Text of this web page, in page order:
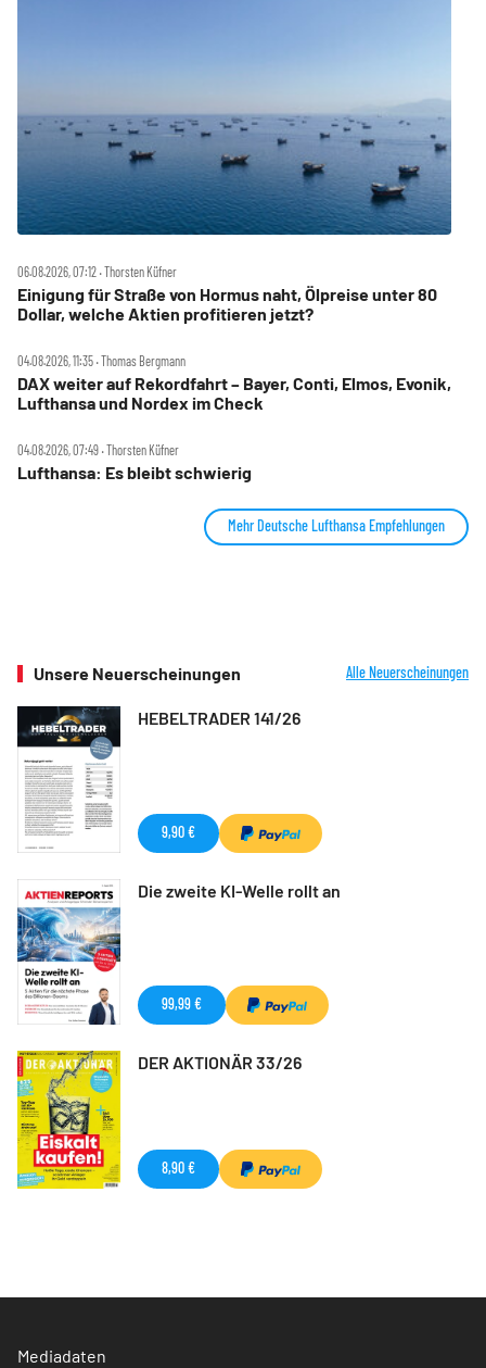
06.08.2026, 07:12 ‧ Thorsten Küfner
Einigung für Straße von Hormus naht, Ölpreise unter 80
Dollar, welche Aktien profitieren jetzt?
04.08.2026, 11:35 ‧ Thomas Bergmann
DAX weiter auf Rekordfahrt – Bayer, Conti, Elmos, Evonik,
Lufthansa und Nordex im Check
04.08.2026, 07:49 ‧ Thorsten Küfner
Lufthansa: Es bleibt schwierig
Mehr Deutsche Lufthansa Empfehlungen
Unsere Neuerscheinungen Alle Neuerscheinungen
HEBELTRADER 141/26
9,90 €
Die zweite KI-Welle rollt an
99,99 €
DER AKTIONÄR 33/26
8,90 €
Mediadaten